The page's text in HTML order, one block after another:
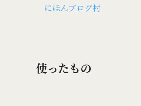
にほんブログ村
使ったもの